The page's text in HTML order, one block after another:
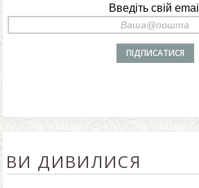
Введіть свій email
ВИ ДИВИЛИСЯ